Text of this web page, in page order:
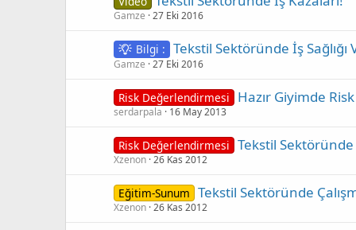
Gamze 27 Eki 2016
Bilgi : Tekstil Sektöründe İş Sağlığı
Gamze 27 Eki 2016
Risk Değerlendirmesi Hazır Giyimde
serdarpala 16 May 2013
Risk Değerlendirmesi Tekstil
Xzenon 26 Kas 2012
Eğitim-Sunum Tekstil Sektöründe
Xzenon 26 Kas 2012